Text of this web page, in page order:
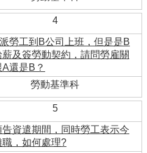
4
勞工到B公司上班，但是是B
薪及簽勞動契約，請問勞雇關
還是B？
勞動基準科
5
告資遣期間，同時勞工表示今
職，如何處理?